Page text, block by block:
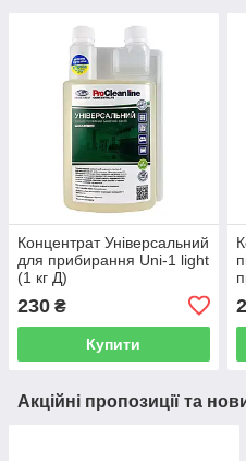
Концентрат Універсальний
для прибирання Uni-1 light
(1 кг Д)
230 ₴
Купити
Акційні пропозиції та